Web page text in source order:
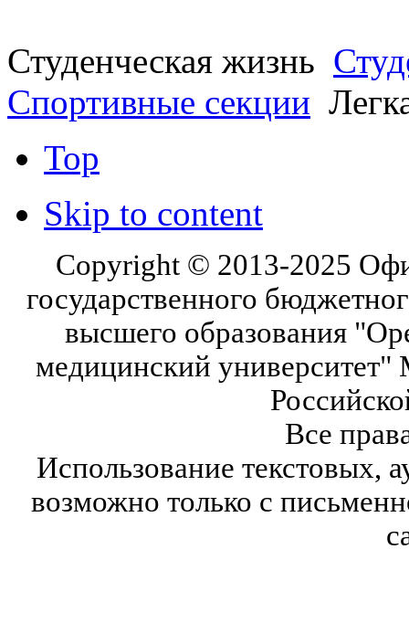
Студенческая жизнь
Спортивные секции
Top
Skip to content
Copyright © 2013-2025
государственного
высшего образования
медицинский университет"
Все
Использование текстовых,
возможно только с